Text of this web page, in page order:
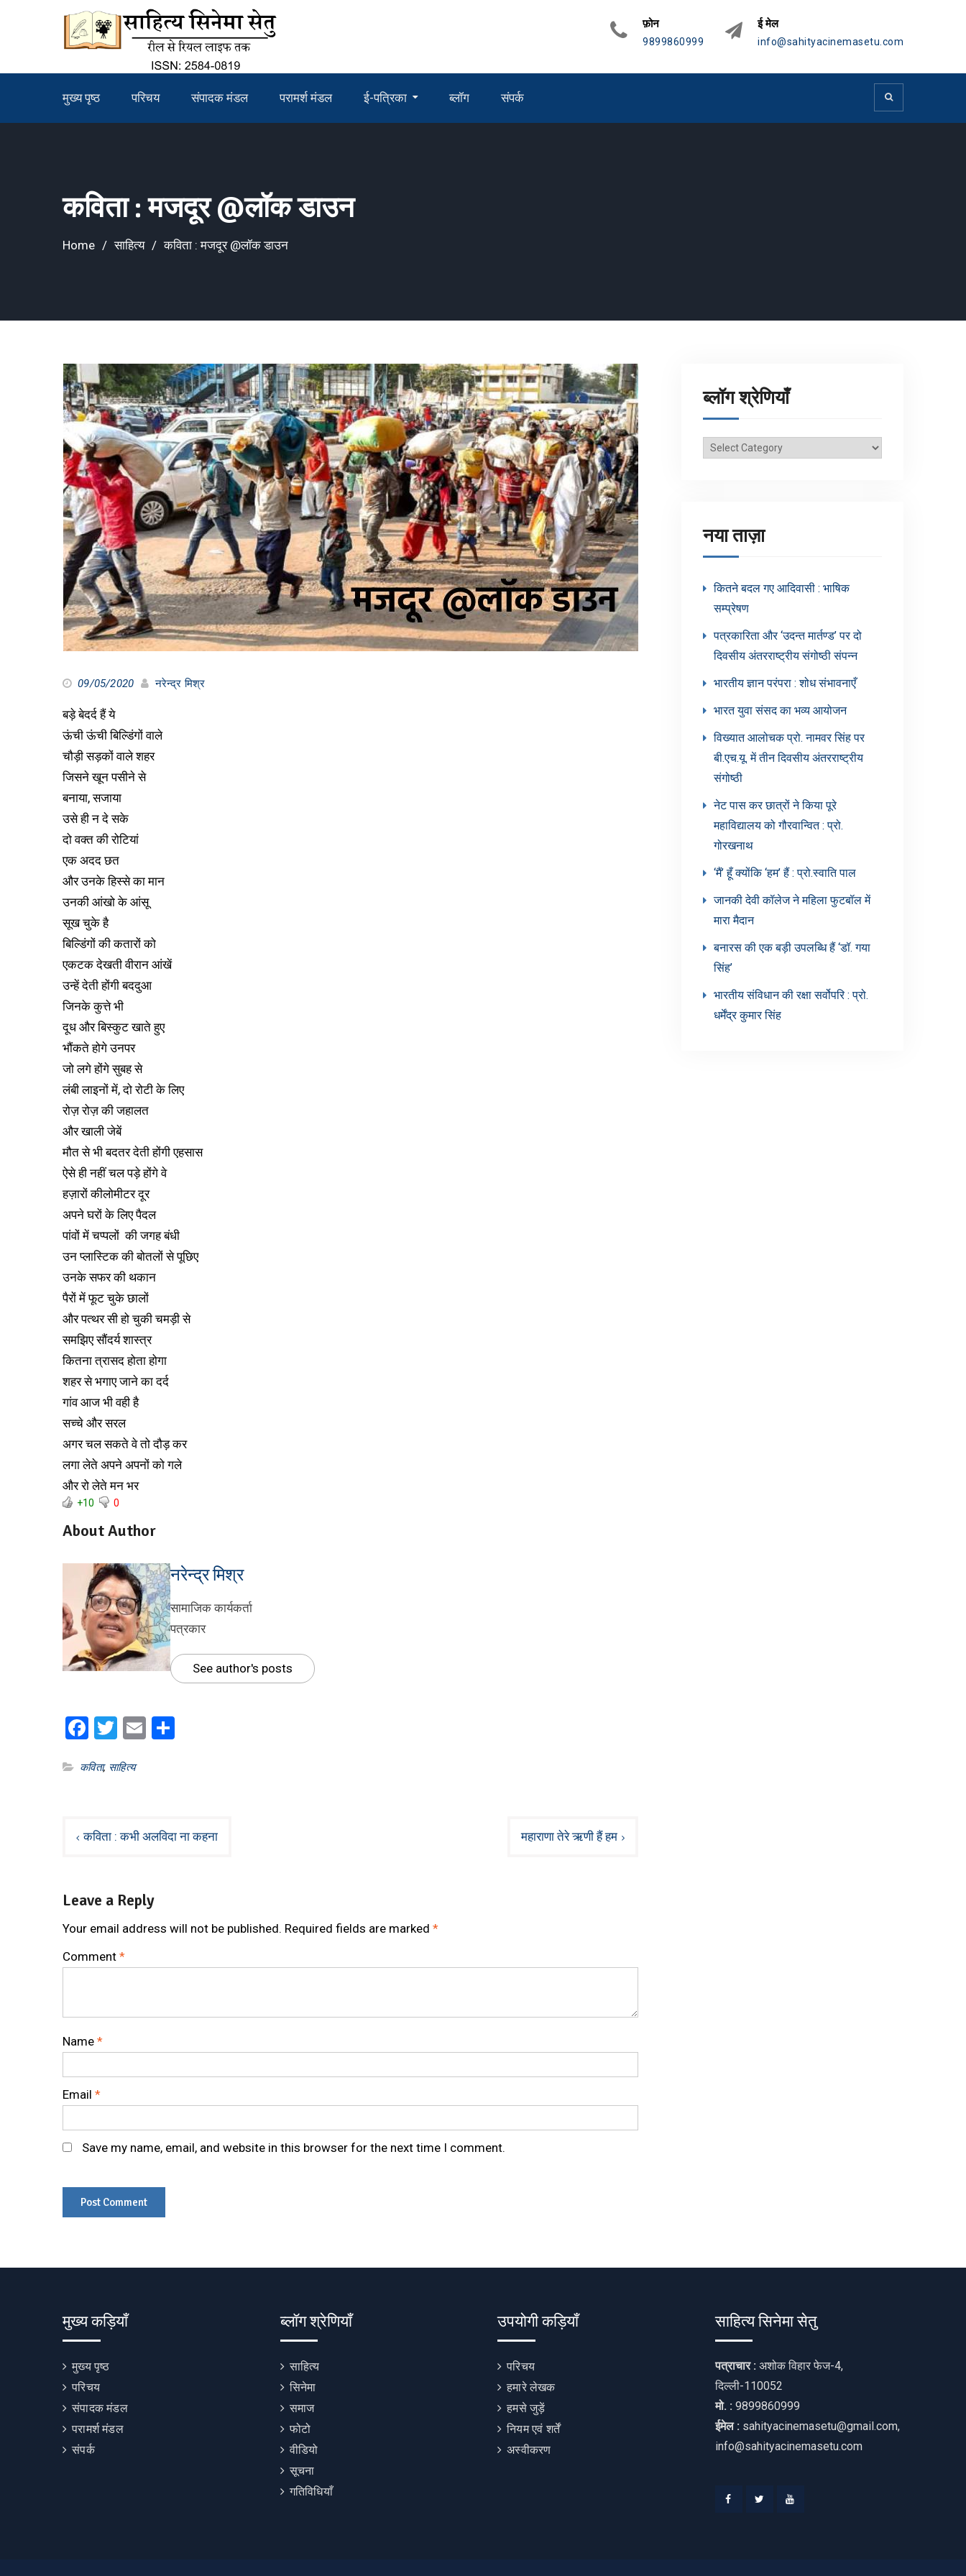
फ़ोन
9899860999
ई मेल
info@sahityacinemasetu.com
मुख्य पृष्ठ परिचय संपादक मंडल परामर्श मंडल ई-पत्रिका ब्लॉग संपर्क
कविता : मजदूर @लॉक डाउन
Home साहित्य कविता : मजदूर @लॉक डाउन
09/05/2020 नरेन्द्र मिश्र
बड़े बेदर्द हैं ये
ऊंची ऊंची बिल्डिंगों वाले
चौड़ी सड़कों वाले शहर
जिसने खून पसीने से
बनाया, सजाया
उसे ही न दे सके
दो वक्त की रोटियां
एक अदद छत
और उनके हिस्से का मान
उनकी आंखो के आंसू
सूख चुके है
बिल्डिंगों की कतारों को
एकटक देखती वीरान आंखें
उन्हें देती होंगी बददुआ
जिनके कुत्ते भी
दूध और बिस्कुट खाते हुए
भौंकते होगे उनपर
जो लगे होंगे सुबह से
लंबी लाइनों में, दो रोटी के लिए
रोज़ रोज़ की जहालत
और खाली जेबें
मौत से भी बदतर देती होंगी एहसास
ऐसे ही नहीं चल पड़े होंगे वे
हज़ारों कीलोमीटर दूर
अपने घरों के लिए पैदल
पांवों में चप्पलों की जगह बंधी
उन प्लास्टिक की बोतलों से पूछिए
उनके सफर की थकान
पैरों में फूट चुके छालों
और पत्थर सी हो चुकी चमड़ी से
समझिए सौंदर्य शास्त्र
कितना त्रासद होता होगा
शहर से भगाए जाने का दर्द
गांव आज भी वही है
सच्चे और सरल
अगर चल सकते वे तो दौड़ कर
लगा लेते अपने अपनों को गले
और रो लेते मन भर
+10 0
About Author
नरेन्द्र मिश्र
सामाजिक कार्यकर्ता
पत्रकार
See author's posts
Facebook
Twitter
Email
कविता, साहित्य
Postकविता : कभी अलविदा ना कहना महाराणा तेरे ऋणी हैं हम
Leave a Reply
Your email address will not be published. Required fields are marked *
Comment *
Name *
Email *
Save my name, email, and website in this browser for the next time I comment.
ब्लॉग श्रेणियाँ
ब्लॉग
नया ताज़ा
कितने बदल गए आदिवासी : भाषिक
सम्प्रेषण
पत्रकारिता और ‘उदन्त मार्तण्ड’ पर दो
दिवसीय अंतरराष्ट्रीय संगोष्ठी संपन्न
भारतीय ज्ञान परंपरा : शोध संभावनाएँ
भारत युवा संसद का भव्य आयोजन
विख्यात आलोचक प्रो. नामवर सिंह पर
बी.एच.यू. में तीन दिवसीय अंतरराष्ट्रीय
संगोष्ठी
नेट पास कर छात्रों ने किया पूरे
महाविद्यालय को गौरवान्वित : प्रो.
गोरखनाथ
‘मैं’ हूँ क्योंकि ‘हम’ हैं : प्रो.स्वाति पाल
जानकी देवी कॉलेज ने महिला फुटबॉल में
मारा मैदान
बनारस की एक बड़ी उपलब्धि हैं ‘डॉ. गया
सिंह’
भारतीय संविधान की रक्षा सर्वोपरि : प्रो.
धर्मेंद्र कुमार सिंह
मुख्य कड़ियाँ
मुख्य पृष्ठ
परिचय
संपादक मंडल
परामर्श मंडल
संपर्क
ब्लॉग श्रेणियाँ
साहित्य
सिनेमा
समाज
फोटो
वीडियो
सूचना
गतिविधियाँ
उपयोगी कड़ियाँ
परिचय
हमारे लेखक
हमसे जुड़ें
नियम एवं शर्तें
अस्वीकरण
साहित्य सिनेमा सेतु
पत्राचार : अशोक विहार फेज-4,
दिल्ली-110052
मो. : 9899860999
ईमेल : sahityacinemasetu@gmail.com,
info@sahityacinemasetu.com